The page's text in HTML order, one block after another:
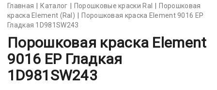
Главная Каталог Порошковые краски Ral
Порошковая
краска Element (Ral)
Порошковая краска Element 9016 EP
Гладкая 1D981SW243
Порошковая краска Element
9016 EP Гладкая
1D981SW243